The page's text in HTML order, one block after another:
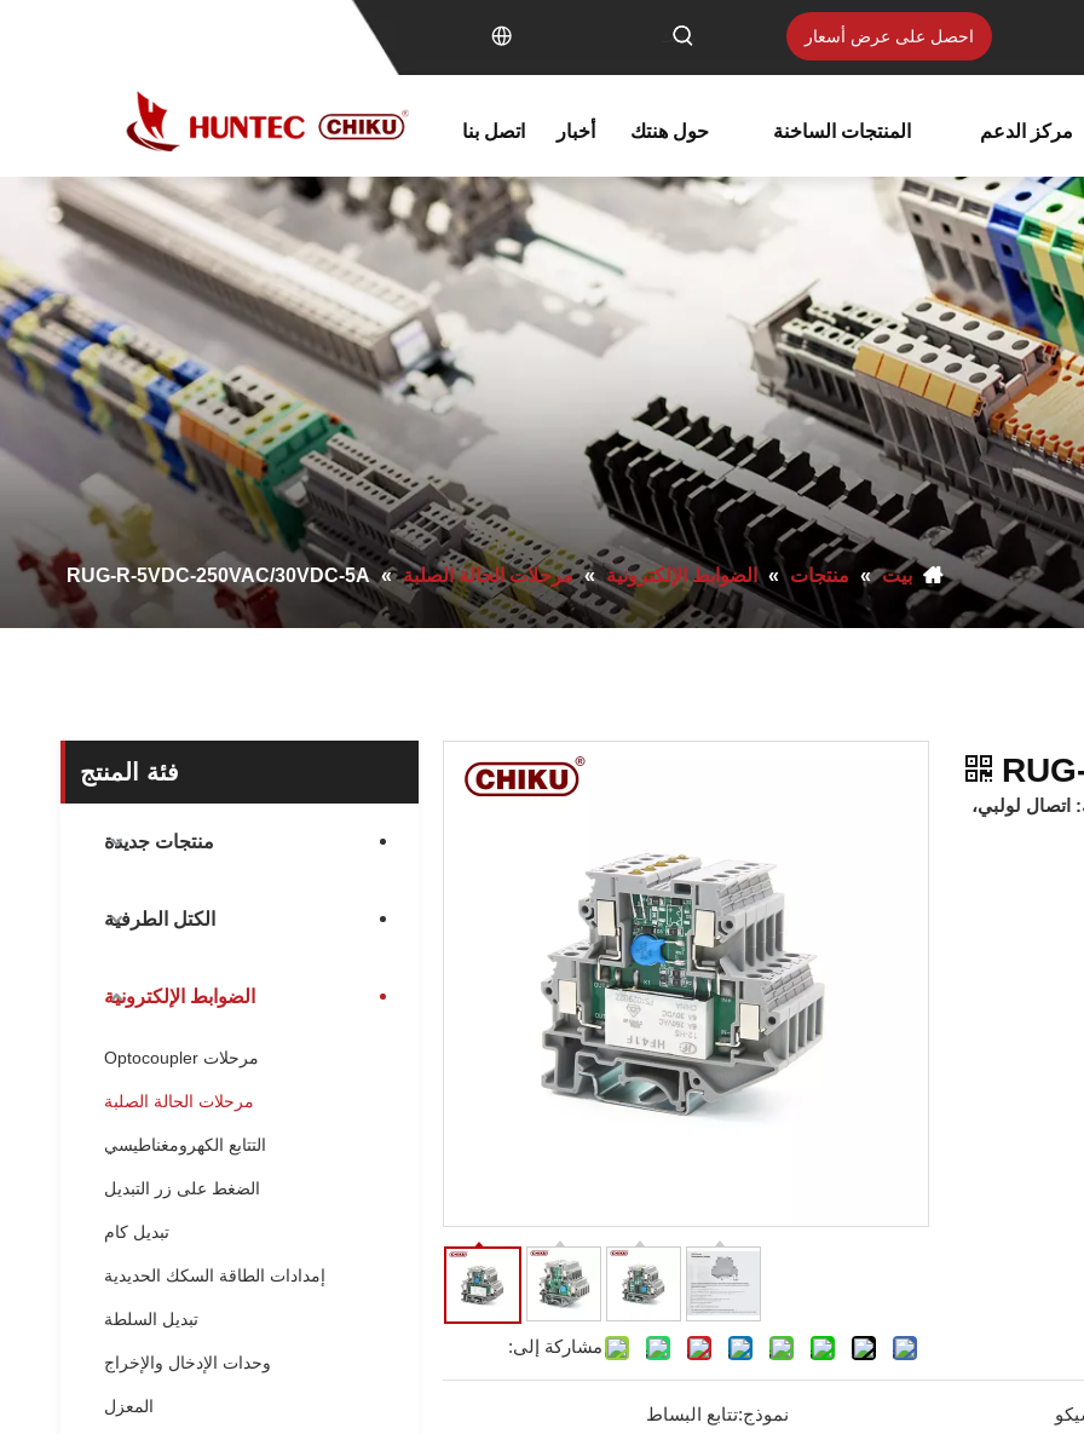
احصل على عرض أسعار
مركز الدعم المنتجات الساخنة حول هنتك أخبار اتصل بنا
بيت » منتجات » الضوابط الإلكترونية » مرحلات الحالة الصلبة »
RUG-R-5VDC-250VAC/30VDC-5A
فئة المنتج
منتجات جديدة
الكتل الطرفية
الضوابط الإلكترونية
مرحلات Optocoupler
مرحلات الحالة الصلبة
التتابع الكهرومغناطيسي
الضغط على زر التبديل
تبديل كام
إمدادات الطاقة السكك الحديدية
تبديل السلطة
وحدات الإدخال والإخراج
المعزل
مشاركة إلى:
اتصال لولبي،
نموذج:تتابع البساط